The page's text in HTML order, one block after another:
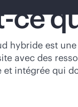
ce
hybride est
avec des
intégrée qui